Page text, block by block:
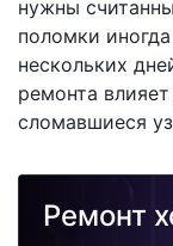
нужны
поломки
нескольких
ремонта
сломавшиеся
Ремонт